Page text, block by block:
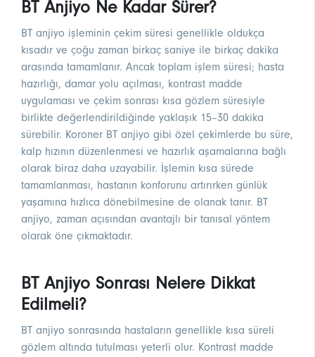
BT Anjiyo Ne Kadar Sürer?
BT anjiyo işleminin çekim süresi genellikle oldukça
kısadır ve çoğu zaman birkaç saniye ile birkaç dakika
arasında tamamlanır. Ancak toplam işlem süresi; hasta
hazırlığı, damar yolu açılması, kontrast madde
uygulaması ve çekim sonrası kısa gözlem süresiyle
birlikte değerlendirildiğinde yaklaşık 15–30 dakika
sürebilir. Koroner BT anjiyo gibi özel çekimlerde bu süre,
kalp hızının düzenlenmesi ve hazırlık aşamalarına bağlı
olarak biraz daha uzayabilir. İşlemin kısa sürede
tamamlanması, hastanın konforunu artırırken günlük
yaşamına hızlıca dönebilmesine de olanak tanır. BT
anjiyo, zaman açısından avantajlı bir tanısal yöntem
olarak öne çıkmaktadır.
BT Anjiyo Sonrası Nelere Dikkat
Edilmeli?
BT anjiyo sonrasında hastaların genellikle kısa süreli
gözlem altında tutulması yeterli olur. Kontrast madde